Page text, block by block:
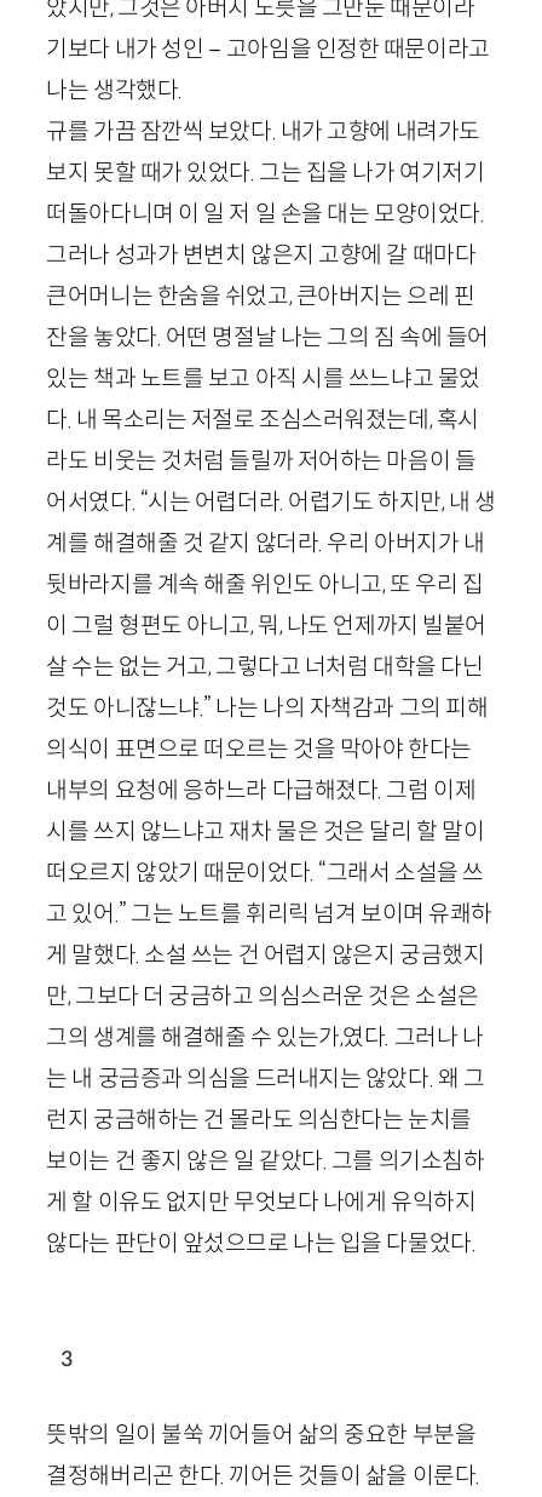
았지만, 그것은 아버지 노릇을 그만둔 때문이라
기보다 내가 성인－고아임을 인정한 때문이라고
나는 생각했다.
규를 가끔 잠깐씩 보았다. 내가 고향에 내려가도
보지 못할 때가 있었다. 그는 집을 나가 여기저기
떠돌아다니며 이 일 저 일 손을 대는 모양이었다.
그러나 성과가 변변치 않은지 고향에 갈 때마다
큰어머니는 한숨을 쉬었고, 큰아버지는 으레 핀
잔을 놓았다. 어떤 명절날 나는 그의 짐 속에 들어
있는 책과 노트를 보고 아직 시를 쓰느냐고 물었
다. 내 목소리는 저절로 조심스러워졌는데, 혹시
라도 비웃는 것처럼 들릴까 저어하는 마음이 들
어서였다. “시는 어렵더라. 어렵기도 하지만, 내 생
계를 해결해줄 것 같지 않더라. 우리 아버지가 내
뒷바라지를 계속 해줄 위인도 아니고, 또 우리 집
이 그럴 형편도 아니고, 뭐, 나도 언제까지 빌붙어
살 수는 없는 거고, 그렇다고 너처럼 대학을 다닌
것도 아니잖느냐.” 나는 나의 자책감과 그의 피해
의식이 표면으로 떠오르는 것을 막아야 한다는
내부의 요청에 응하느라 다급해졌다. 그럼 이제
시를 쓰지 않느냐고 재차 물은 것은 달리 할 말이
떠오르지 않았기 때문이었다. “그래서 소설을 쓰
고 있어.” 그는 노트를 휘리릭 넘겨 보이며 유쾌하
게 말했다. 소설 쓰는 건 어렵지 않은지 궁금했지
만, 그보다 더 궁금하고 의심스러운 것은 소설은
그의 생계를 해결해줄 수 있는가,였다. 그러나 나
는 내 궁금증과 의심을 드러내지는 않았다. 왜 그
런지 궁금해하는 건 몰라도 의심한다는 눈치를
보이는 건 좋지 않은 일 같았다. 그를 의기소침하
게 할 이유도 없지만 무엇보다 나에게 유익하지
않다는 판단이 앞섰으므로 나는 입을 다물었다.
3
뜻밖의 일이 불쑥 끼어들어 삶의 중요한 부분을
결정해버리곤 한다. 끼어든 것들이 삶을 이룬다.